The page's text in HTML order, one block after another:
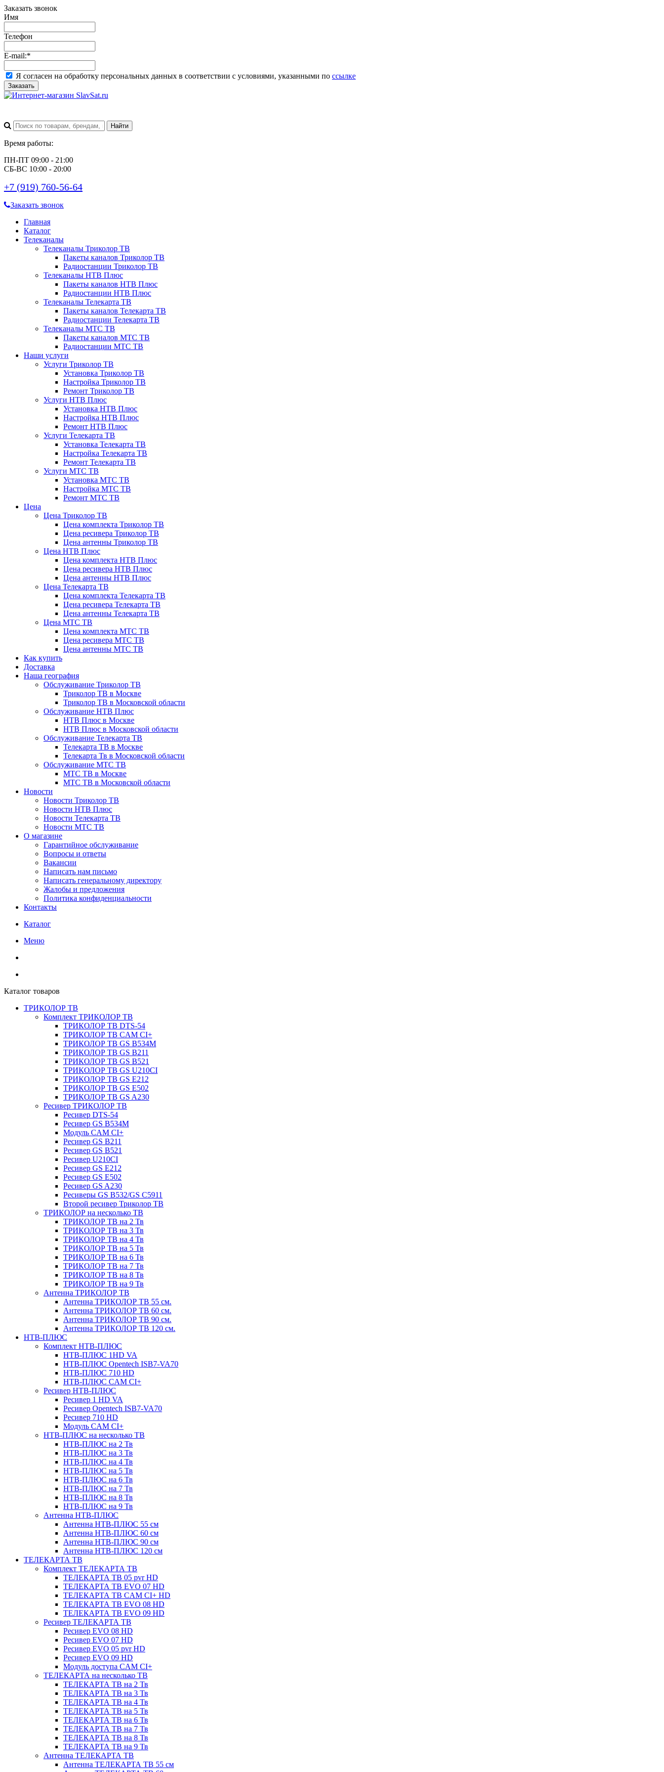
Заказать звонок
Имя
Телефон
E-mail:*
Я согласен на обработку персональных данных в соответствии с условиями, указанными по ссылке
Заказать
Время работы:
ПН-ПТ 09:00 - 21:00
СБ-ВС 10:00 - 20:00
+7 (919) 760-56-64
Заказать звонок
Главная
Каталог
Телеканалы
Телеканалы Триколор ТВ
Пакеты каналов Триколор ТВ
Радиостанции Триколор ТВ
Телеканалы НТВ Плюс
Пакеты каналов НТВ Плюс
Радиостанции НТВ Плюс
Телеканалы Телекарта ТВ
Пакеты каналов Телекарта ТВ
Радиостанции Телекарта ТВ
Телеканалы МТС ТВ
Пакеты каналов МТС ТВ
Радиостанции МТС ТВ
Наши услуги
Услуги Триколор ТВ
Установка Триколор ТВ
Настройка Триколор ТВ
Ремонт Триколор ТВ
Услуги НТВ Плюс
Установка НТВ Плюс
Настройка НТВ Плюс
Ремонт НТВ Плюс
Услуги Телекарта ТВ
Установка Телекарта ТВ
Настройка Телекарта ТВ
Ремонт Телекарта ТВ
Услуги МТС ТВ
Установка МТС ТВ
Настройка МТС ТВ
Ремонт МТС ТВ
Цена
Цена Триколор ТВ
Цена комплекта Триколор ТВ
Цена ресивера Триколор ТВ
Цена антенны Триколор ТВ
Цена НТВ Плюс
Цена комплекта НТВ Плюс
Цена ресивера НТВ Плюс
Цена антенны НТВ Плюс
Цена Телекарта ТВ
Цена комплекта Телекарта ТВ
Цена ресивера Телекарта ТВ
Цена антенны Телекарта ТВ
Цена МТС ТВ
Цена комплекта МТС ТВ
Цена ресивера МТС ТВ
Цена антенны МТС ТВ
Как купить
Доставка
Наша география
Обслуживание Триколор ТВ
Триколор ТВ в Москве
Триколор ТВ в Московской области
Обслуживание НТВ Плюс
НТВ Плюс в Москве
НТВ Плюс в Московской области
Обслуживание Телекарта ТВ
Телекарта ТВ в Москве
Телекарта Тв в Московской области
Обслуживание МТС ТВ
МТС ТВ в Москве
МТС ТВ в Московской области
Новости
Новости Триколор ТВ
Новости НТВ Плюс
Новости Телекарта ТВ
Новости МТС ТВ
О магазине
Гарантийное обслуживание
Вопросы и ответы
Вакансии
Написать нам письмо
Написать генеральному директору
Жалобы и предложения
Политика конфиденциальности
Контакты
Каталог
Меню
Каталог товаров
ТРИКОЛОР ТВ
Комплект ТРИКОЛОР ТВ
ТРИКОЛОР ТВ DTS-54
ТРИКОЛОР ТВ CAM CI+
ТРИКОЛОР ТВ GS B534M
ТРИКОЛОР ТВ GS B211
ТРИКОЛОР ТВ GS B521
ТРИКОЛОР ТВ GS U210CI
ТРИКОЛОР ТВ GS E212
ТРИКОЛОР ТВ GS E502
ТРИКОЛОР ТВ GS A230
Ресивер ТРИКОЛОР ТВ
Ресивер DTS-54
Ресивер GS B534M
Модуль CAM CI+
Ресивер GS B211
Ресивер GS B521
Ресивер U210CI
Ресивер GS E212
Ресивер GS E502
Ресивер GS A230
Ресиверы GS B532/GS C5911
Второй ресивер Триколор ТВ
ТРИКОЛОР на несколько ТВ
ТРИКОЛОР ТВ на 2 Тв
ТРИКОЛОР ТВ на 3 Тв
ТРИКОЛОР ТВ на 4 Тв
ТРИКОЛОР ТВ на 5 Тв
ТРИКОЛОР ТВ на 6 Тв
ТРИКОЛОР ТВ на 7 Тв
ТРИКОЛОР ТВ на 8 Тв
ТРИКОЛОР ТВ на 9 Тв
Антенна ТРИКОЛОР ТВ
Антенна ТРИКОЛОР ТВ 55 см.
Антенна ТРИКОЛОР ТВ 60 см.
Антенна ТРИКОЛОР ТВ 90 см.
Антенна ТРИКОЛОР ТВ 120 см.
НТВ-ПЛЮС
Комплект НТВ-ПЛЮС
НТВ-ПЛЮС 1HD VA
НТВ-ПЛЮС Opentech ISB7-VA70
НТВ-ПЛЮС 710 HD
НТВ-ПЛЮС CAM CI+
Ресивер НТВ-ПЛЮС
Ресивер 1 HD VA
Ресивер Opentech ISB7-VA70
Ресивер 710 HD
Модуль CAM CI+
НТВ-ПЛЮС на несколько ТВ
НТВ-ПЛЮС на 2 Тв
НТВ-ПЛЮС на 3 Тв
НТВ-ПЛЮС на 4 Тв
НТВ-ПЛЮС на 5 Тв
НТВ-ПЛЮС на 6 Тв
НТВ-ПЛЮС на 7 Тв
НТВ-ПЛЮС на 8 Тв
НТВ-ПЛЮС на 9 Тв
Антенна НТВ-ПЛЮС
Антенна НТВ-ПЛЮС 55 см
Антенна НТВ-ПЛЮС 60 см
Антенна НТВ-ПЛЮС 90 см
Антенна НТВ-ПЛЮС 120 см
ТЕЛЕКАРТА ТВ
Комплект ТЕЛЕКАРТА ТВ
ТЕЛЕКАРТА ТВ 05 pvr HD
ТЕЛЕКАРТА ТВ EVO 07 HD
ТЕЛЕКАРТА ТВ CAM CI+ HD
ТЕЛЕКАРТА ТВ EVO 08 HD
ТЕЛЕКАРТА ТВ EVO 09 HD
Ресивер ТЕЛЕКАРТА ТВ
Ресивер EVO 08 HD
Ресивер EVO 07 HD
Ресивер EVO 05 pvr HD
Ресивер EVO 09 HD
Модуль доступа CAM CI+
ТЕЛЕКАРТА на несколько ТВ
ТЕЛЕКАРТА ТВ на 2 Тв
ТЕЛЕКАРТА ТВ на 3 Тв
ТЕЛЕКАРТА ТВ на 4 Тв
ТЕЛЕКАРТА ТВ на 5 Тв
ТЕЛЕКАРТА ТВ на 6 Тв
ТЕЛЕКАРТА ТВ на 7 Тв
ТЕЛЕКАРТА ТВ на 8 Тв
ТЕЛЕКАРТА ТВ на 9 Тв
Антенна ТЕЛЕКАРТА ТВ
Антенна ТЕЛЕКАРТА ТВ 55 см